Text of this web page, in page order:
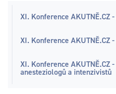
XI. Konference AKUTNĚ.CZ
XI. Konference AKUTNĚ.CZ
XI. Konference AKUTNĚ.CZ
anesteziologů a intenzivistů